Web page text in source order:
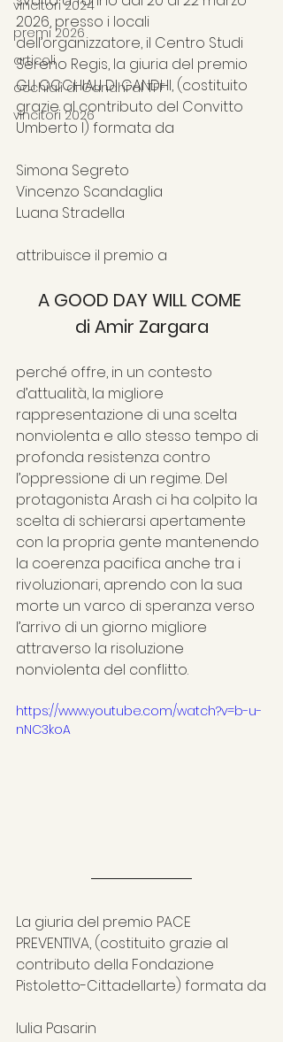
vincitori 2024
premi 2026
articoli
occhiali di Gandhi al TFF
vincitori 2026
2026, presso i locali
dell’organizzatore, il Centro Studi
Sereno Regis, la giuria del premio
GLI OCCHIALI DI GANDHI, (costituito
grazie al contributo del Convitto
Umberto I) formata da
Simona Segreto
Vincenzo Scandaglia
Luana Stradella
attribuisce il premio a
A GOOD DAY WILL COME
di Amir Zargara
perché offre, in un contesto
d’attualità, la migliore
rappresentazione di una scelta
nonviolenta e allo stesso tempo di
profonda resistenza contro
l’oppressione di un regime. Del
protagonista Arash ci ha colpito la
scelta di schierarsi apertamente
con la propria gente mantenendo
la coerenza pacifica anche tra i
rivoluzionari, aprendo con la sua
morte un varco di speranza verso
l’arrivo di un giorno migliore
attraverso la risoluzione
nonviolenta del conflitto.
https://www.youtube.com/watch?v=b-u-
nNC3koA
La giuria del premio PACE
PREVENTIVA, (costituito grazie al
contributo della Fondazione
Pistoletto-Cittadellarte) formata da
Iulia Pasarin